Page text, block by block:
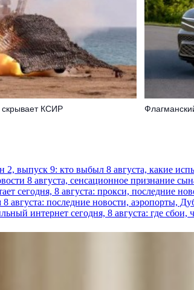
скрывает КСИР
2, выпуск 9: кто выбыл 8 августа, какие
8 августа, сенсационное признание
сегодня, 8 августа: прокси, последние
августа: последние новости, аэропорты,
интернет сегодня, 8 августа: где сбои,